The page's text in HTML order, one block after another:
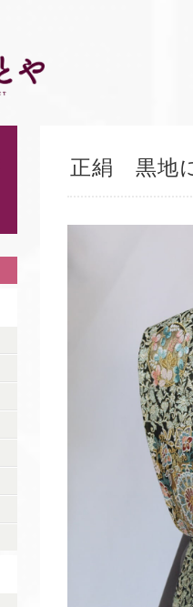
正絹 黒地